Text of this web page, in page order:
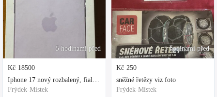
5 hodinami před
Kč 18500
Iphone 17 nový rozbalený, fialová, ochranne sklo a obal kupovane za 800
Frýdek-Místek
5 hodinami před
Kč 250
sněžné řetězy viz foto
Frýdek-Místek